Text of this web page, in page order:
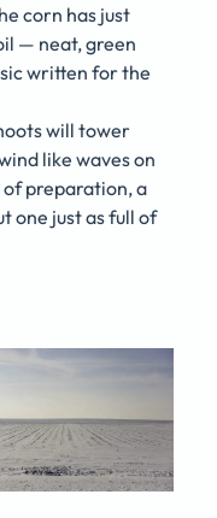
corn has just
— neat, green
written for the
will tower
like waves on
of preparation, a
one just as full of